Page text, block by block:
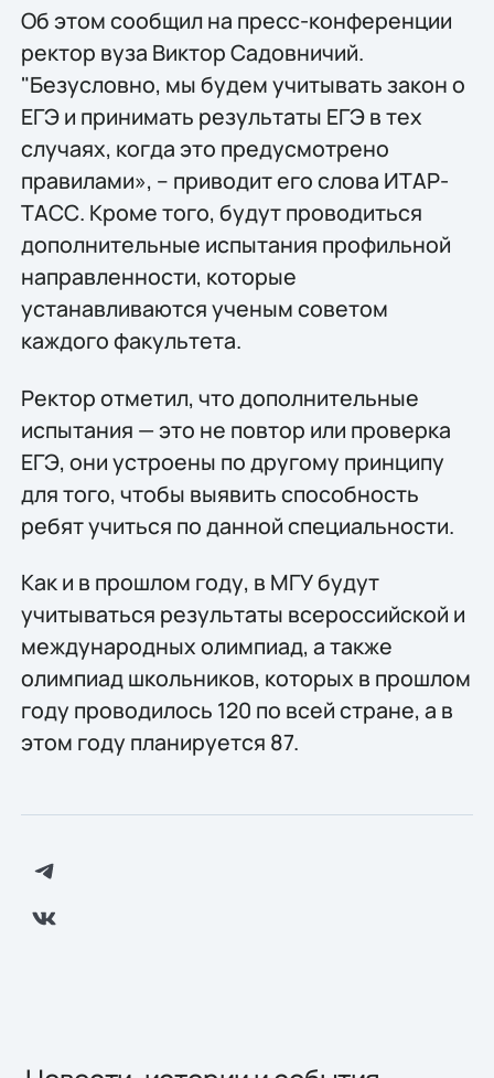
Об этом сообщил на пресс-конференции
ректор вуза Виктор Садовничий.
"Безусловно, мы будем учитывать закон о
ЕГЭ и принимать результаты ЕГЭ в тех
случаях, когда это предусмотрено
правилами», – приводит его слова ИТАР-
ТАСС. Кроме того, будут проводиться
дополнительные испытания профильной
направленности, которые
устанавливаются ученым советом
каждого факультета.
Ректор отметил, что дополнительные
испытания — это не повтор или проверка
ЕГЭ, они устроены по другому принципу
для того, чтобы выявить способность
ребят учиться по данной специальности.
Как и в прошлом году, в МГУ будут
учитываться результаты всероссийской и
международных олимпиад, а также
олимпиад школьников, которых в прошлом
году проводилось 120 по всей стране, а в
этом году планируется 87.